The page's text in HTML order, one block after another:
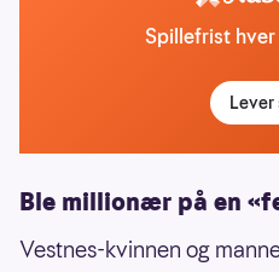
Spillefrist
Ble millionær på en
Vestnes-kvinnen og